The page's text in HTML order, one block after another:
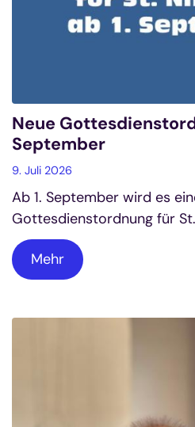
Neue
September
9. Juli 2026
Ab 1. September wird es
Gottesdienstordnung für
Mehr